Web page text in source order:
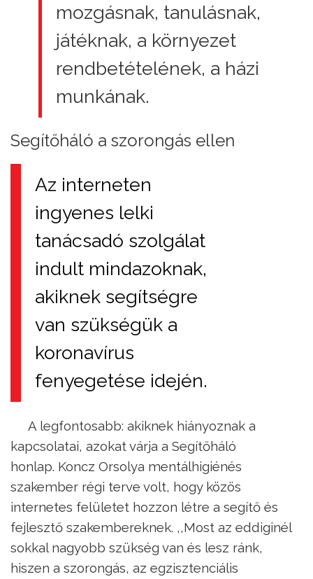
mozgásnak, tanulásnak,
játéknak, a környezet
rendbetételének, a házi
munkának.
Segítőháló a szorongás ellen
Az interneten
ingyenes lelki
tanácsadó szolgálat
indult mindazoknak,
akiknek segítségre
van szükségük a
koronavírus
fenyegetése idején.
A legfontosabb: akiknek hiányoznak a
kapcsolatai, azokat várja a Segítőháló
honlap. Koncz Orsolya mentálhigiénés
szakember régi terve volt, hogy közös
internetes felületet hozzon létre a segítő és
fejlesztő szakembereknek. ,,Most az eddiginél
sokkal nagyobb szükség van és lesz ránk,
hiszen a szorongás, az egzisztenciális